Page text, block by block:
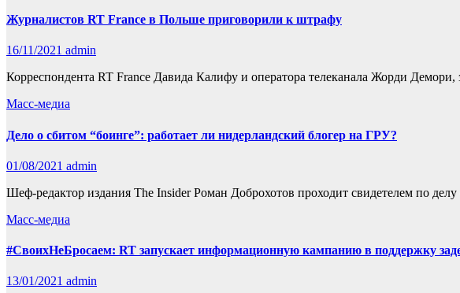
Журналистов RT France в Польше приговорили к штрафу
16/11/2021 admin
Корреспондента RT France Давида Калифу и оператора телеканала Жорди
Масс-медиа
Дело о сбитом “боинге”: работает ли нидерландский блогер на ГРУ?
01/08/2021 admin
Шеф-редактор издания The Insider Роман Доброхотов проходит свидетелем по
Масс-медиа
#СвоихНеБросаем: RT запускает информационную кампанию в поддержку
13/01/2021 admin